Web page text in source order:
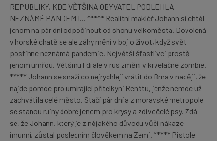
REPUBLIKY, KDE VĚTŠINA OBYVATEL PODLEHLA
NEZNÁMÉ PANDEMII... ***** Realitní makléř Johann si chtěl
jenom na pár dní odpočinout od shonu velkoměsta. Dovolená
v horské chatě se ale záhy mění v boj o život, když svět
postihne neznámá pandemie. Největší šťastlivci prostě
jenom umřou. Většinu lidí ale virus změní v krvelačné zombie.
***** Johann se snaží co nejrychleji vrátit do Brna v naději, že
najde pomoc pro umírající přítelkyni Renátu, jenže nemoc už
zachvátila celé město. Stačí pár dní a z moravské metropole
se stanou ruiny dobré jenom pro krysy a zdivočelé psy. Zdá
se, že Johann, který je z nějakého důvodu vůči nákaze
imunní, zůstal posledním člověkem na Zemi. ***** Pistole